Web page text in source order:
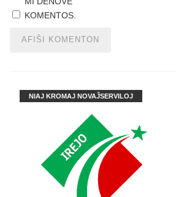
KOMENTOS.
NIAJ KROMAJ NOVAĴSERVILOJ